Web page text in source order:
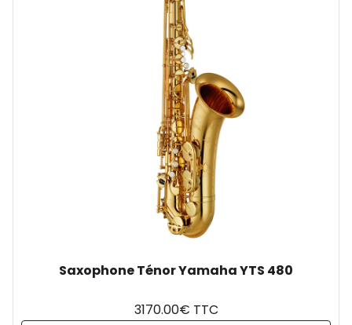
Saxophone Ténor Yamaha YTS 480
3170.00€ TTC